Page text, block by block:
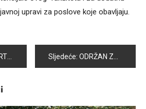
upravi za poslove koje obavljaju.
164.960,45 KM Sljedeće: ODRŽAN ZAVRŠNI KONCERT UČENIKA OMŠ „MLADEN POZAJIĆ“ – PODRUČNOG ODJELJENJA U VOGOŠĆI